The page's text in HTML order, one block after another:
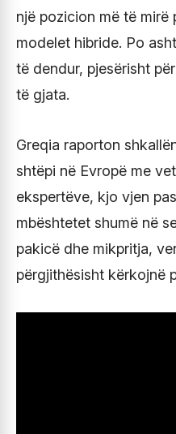
një pozicion më të mirë
modelet hibride. Po
të dendur, pjesërisht
të gjata.
Greqia raporton
shtëpi në Evropë me
ekspertëve, kjo vjen
mbështetet shumë në
pakicë dhe mikpritja,
përgjithësisht kërkojnë